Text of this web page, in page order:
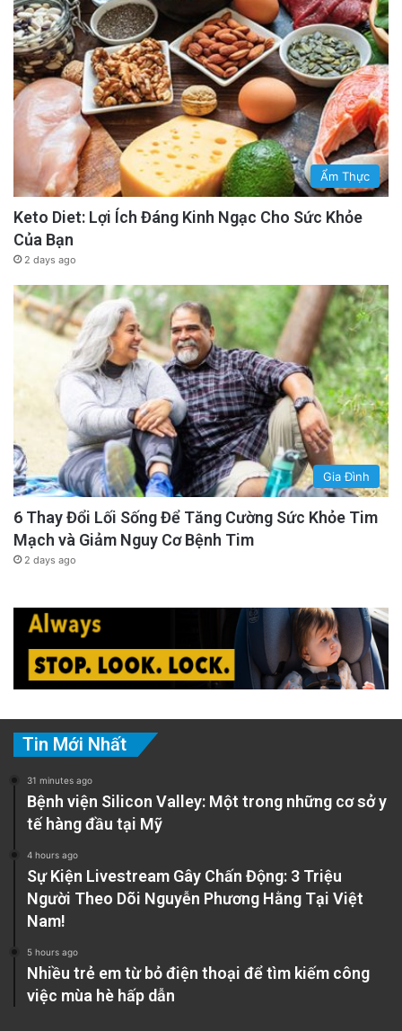
Ẩm Thực
Keto Diet: Lợi Ích Đáng Kinh Ngạc Cho Sức Khỏe
Của Bạn
2 days ago
Gia Đình
6 Thay Đổi Lối Sống Để Tăng Cường Sức Khỏe Tim
Mạch và Giảm Nguy Cơ Bệnh Tim
2 days ago
Tin Mới Nhất
31 minutes ago
Bệnh viện Silicon Valley: Một trong những cơ sở y
tế hàng đầu tại Mỹ
4 hours ago
Sự Kiện Livestream Gây Chấn Động: 3 Triệu
Người Theo Dõi Nguyễn Phương Hằng Tại Việt
Nam!
5 hours ago
Nhiều trẻ em từ bỏ điện thoại để tìm kiếm công
việc mùa hè hấp dẫn